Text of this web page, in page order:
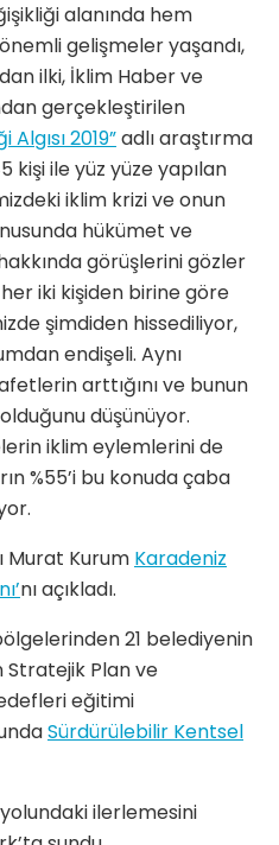
alanında hem
gelişmeler yaşandı,
ilki, İklim Haber ve
gerçekleştirilen
2019”adlı araştırma
kişi ile yüz yüze yapılan
iklim krizi ve onun
hükümet ve
görüşlerini gözler
iki kişiden birine göre
şimdiden hissediliyor,
endişeli. Aynı
arttığını ve bunun
düşünüyor.
iklim eylemlerini de
%55’i bu konuda çaba
Murat Kurum Karadeniz
nı açıkladı.
21 belediyenin
Stratejik Plan ve
eğitimi
Sürdürülebilir Kentsel
yolundaki ilerlemesini